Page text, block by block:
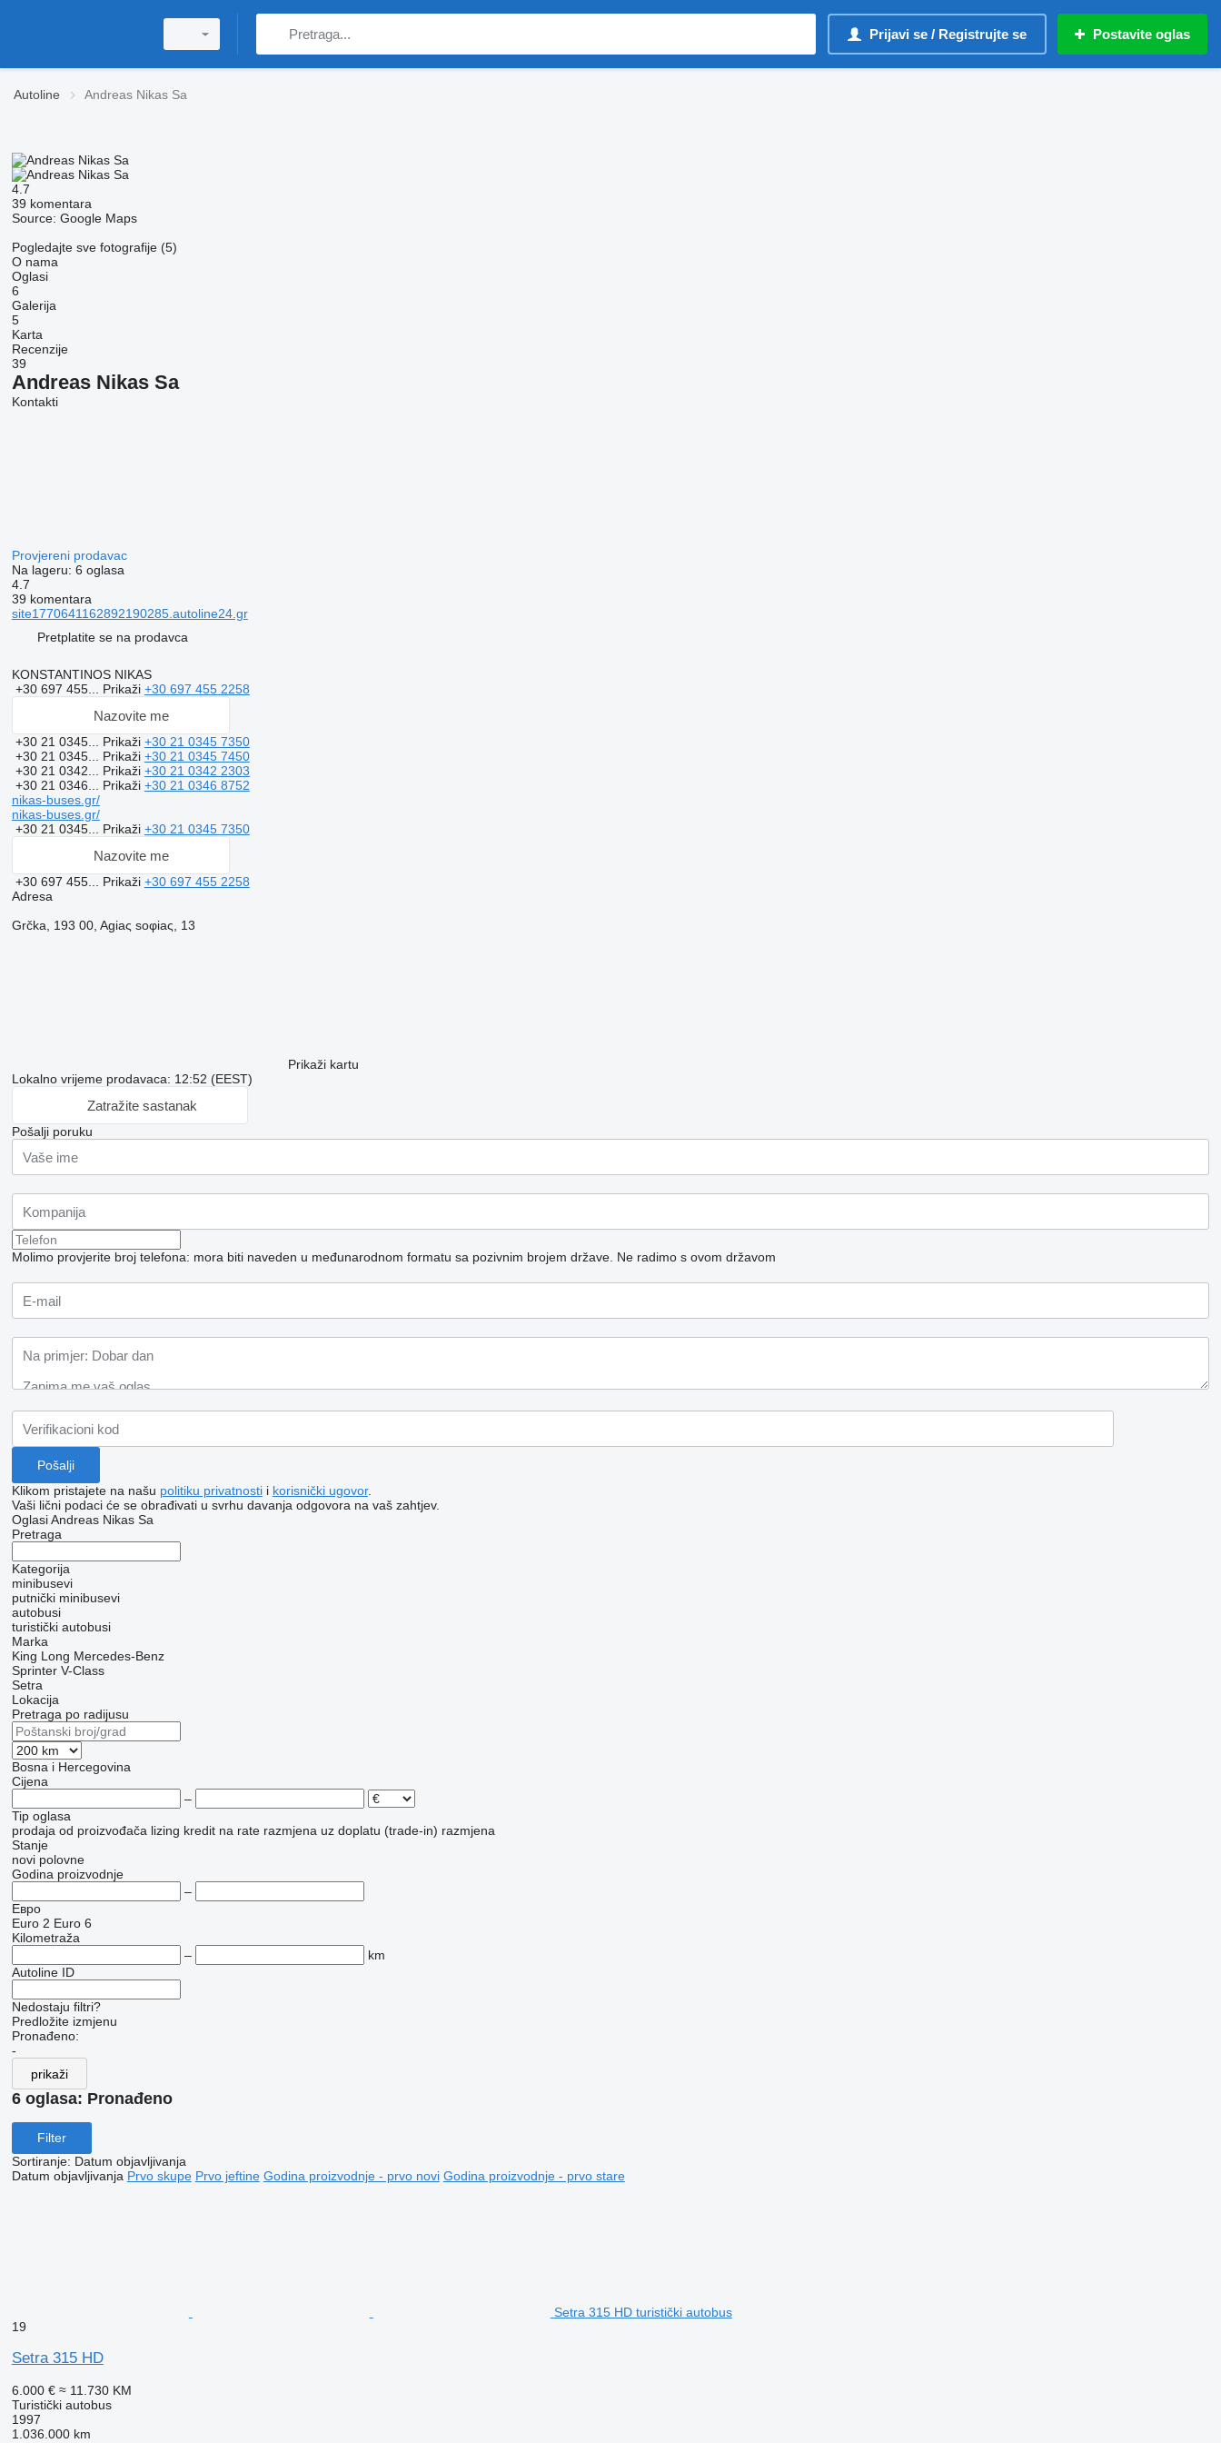
Prijavi se / Registrujte se Postavite oglas
Autoline Andreas Nikas Sa
4.7
39 komentara
Source: Google Maps
Pogledajte sve fotografije (5)
O nama
Oglasi
6
Galerija
5
Karta
Recenzije
39
Andreas Nikas Sa
Kontakti
Provjereni prodavac
Na lageru: 6 oglasa
4.7
39 komentara
site1770641162892190285.autoline24.gr
Pretplatite se na prodavca
KONSTANTINOS NIKAS
+30 697 455... Prikaži +30 697 455 2258
Nazovite me
+30 21 0345... Prikaži +30 21 0345 7350
+30 21 0345... Prikaži +30 21 0345 7450
+30 21 0342... Prikaži +30 21 0342 2303
+30 21 0346... Prikaži +30 21 0346 8752
nikas-buses.gr/
nikas-buses.gr/
+30 21 0345... Prikaži +30 21 0345 7350
Nazovite me
+30 697 455... Prikaži +30 697 455 2258
Adresa
Grčka, 193 00, Agiaς soφiaς, 13
Prikaži kartu
Lokalno vrijeme prodavaca: 12:52 (EEST)
Zatražite sastanak
Pošalji poruku
Molimo provjerite broj telefona: mora biti naveden u međunarodnom formatu sa pozivnim brojem države. Ne radimo s ovom državom
Klikom pristajete na našu politiku privatnostii korisnički ugovor.
Vaši lični podaci će se obrađivati ​​u svrhu davanja odgovora na vaš zahtjev.
Oglasi Andreas Nikas Sa
Pretraga
Kategorija
minibusevi
putnički minibusevi
autobusi
turistički autobusi
Marka
King Long Mercedes-Benz
Sprinter V-Class
Setra
Lokacija
Pretraga po radijusu
Bosna i Hercegovina
Cijena
–
Tip oglasa
prodaja od proizvođača lizing kredit na rate razmjena uz doplatu (trade-in) razmjena
Stanje
novi polovne
Godina proizvodnje
–
Евро
Euro 2 Euro 6
Kilometraža
–
km
Autoline ID
Nedostaju filtri?
Predložite izmjenu
Pronađeno:
-
prikaži
6 oglasa: Pronađeno
Filter
Sortiranje: Datum objavljivanja
Datum objavljivanja Prvo skupe Prvo jeftine Godina proizvodnje - prvo novi Godina proizvodnje - prvo stare
Setra 315 HD turistički autobus
19
Setra 315 HD
6.000 € ≈ 11.730 KM
Turistički autobus
1997
1.036.000 km